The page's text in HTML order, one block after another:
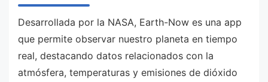
Desarrollada por la NASA, Earth-Now es una app
que permite observar nuestro planeta en tiempo
real, destacando datos relacionados con la
atmósfera, temperaturas y emisiones de dióxido